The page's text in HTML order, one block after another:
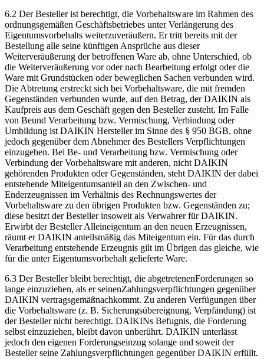
6.2 Der Besteller ist berechtigt, die Vorbehaltsware im Rahmen des
ordnungsgemäßen Geschäftsbetriebes unter Verlängerung des
Eigentumsvorbehalts weiterzuveräußern. Er tritt bereits mit der
Bestellung alle seine künftigen Ansprüche aus dieser
Weiterveräußerung der betroffenen Ware ab, ohne Unterschied, ob
die Weiterveräußerung vor oder nach Bearbeitung erfolgt oder die
Ware mit Grundstücken oder beweglichen Sachen verbunden wird.
Die Abtretung erstreckt sich bei Vorbehaltsware, die mit fremden
Gegenständen verbunden wurde, auf den Betrag, der DAIKIN als
Kaufpreis aus dem Geschäft gegen den Besteller zusteht. Im Falle
von Beund Verarbeitung bzw. Vermischung, Verbindung oder
Umbildung ist DAIKIN Hersteller im Sinne des § 950 BGB, ohne
jedoch gegenüber dem Abnehmer des Bestellers Verpflichtungen
einzugehen. Bei Be- und Verarbeitung bzw. Vermischung oder
Verbindung der Vorbehaltsware mit anderen, nicht DAIKIN
gehörenden Produkten oder Gegenständen, steht DAIKIN der dabei
entstehende Miteigentumsanteil an den Zwischen- und
Enderzeugnissen im Verhältnis des Rechnungswertes der
Vorbehaltsware zu den übrigen Produkten bzw. Gegenständen zu;
diese besitzt der Besteller insoweit als Verwahrer für DAIKIN.
Erwirbt der Besteller Alleineigentum an den neuen Erzeugnissen,
räumt er DAIKIN anteilsmäßig das Miteigentum ein. Für das durch
Verarbeitung entstehende Erzeugnis gilt im Übrigen das gleiche, wie
für die unter Eigentumsvorbehalt gelieferte Ware.
6.3 Der Besteller bleibt berechtigt, die abgetretenenForderungen so
lange einzuziehen, als er seinenZahlungsverpflichtungen gegenüber
DAIKIN vertragsgemäßnachkommt. Zu anderen Verfügungen über
die Vorbehaltsware (z. B. Sicherungsübereignung, Verpfändung) ist
der Besteller nicht berechtigt. DAIKINs Befugnis, die Forderung
selbst einzuziehen, bleibt davon unberührt. DAIKIN unterlässt
jedoch den eigenen Forderungseinzug solange und soweit der
Besteller seine Zahlungsverpflichtungen gegenüber DAIKIN erfüllt.